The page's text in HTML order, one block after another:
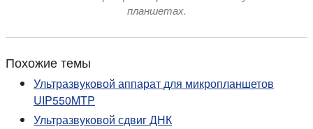
планшетах.
Похожие темы
Ультразвуковой аппарат для микропланшетов
UIP550MTP
Ультразвуковой сдвиг ДНК